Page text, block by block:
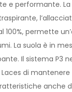
e performante. La
100%, permette
La suola è in
Il sistema P3
di mantenere
anche